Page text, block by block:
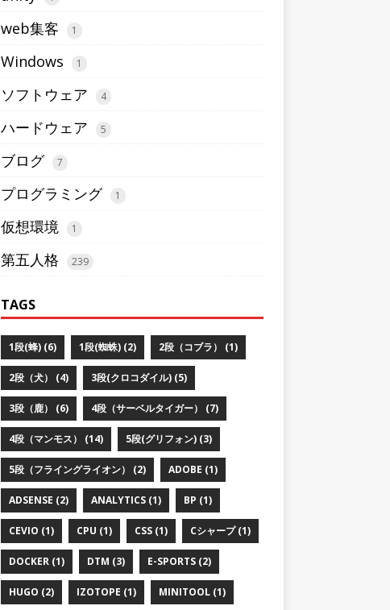
web集客 1
Windows 1
ソフトウェア 4
ハードウェア 5
ブログ 7
プログラミング 1
仮想環境 1
第五人格 239
TAGS
1段(蜂) (6) 1段(蜘蛛) (2) 2段（コブラ） (1)
2段（犬） (4) 3段(クロコダイル) (5)
3段（鹿） (6) 4段（サーベルタイガー） (7)
4段（マンモス） (14) 5段(グリフォン) (3)
5段（フライングライオン） (2) ADOBE (1)
ADSENSE (2) ANALYTICS (1) BP (1)
CEVIO (1) CPU (1) CSS (1) Cシャープ (1)
DOCKER (1) DTM (3) E-SPORTS (2)
HUGO (2) IZOTOPE (1) MINITOOL (1)